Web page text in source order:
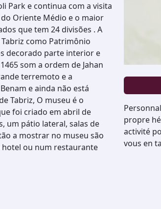
Park e continua com a visita
Oriente Médio e o maior
que tem 24 divisões . A
como Patrimônio
decorado parte interior e
som a ordem de Jahan
terremoto e a
e ainda não está
Tabriz, O museu é o
foi criado em abril de
um pátio lateral, salas de
a mostrar no museu são
hotel ou num restaurante
propre
activité
vous en